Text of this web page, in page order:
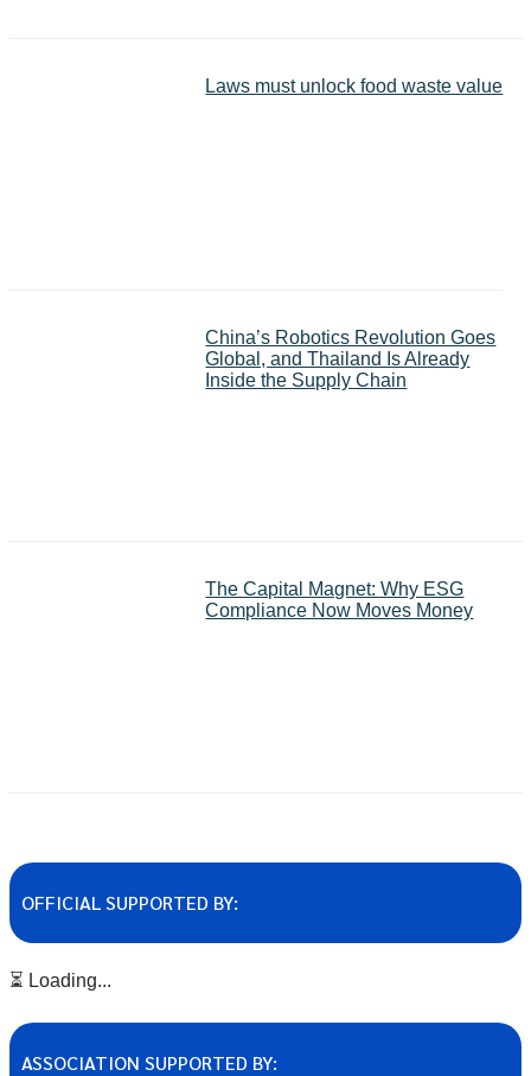
Laws must unlock food waste value
China’s Robotics Revolution Goes
Global, and Thailand Is Already
Inside the Supply Chain
The Capital Magnet: Why ESG
Compliance Now Moves Money
OFFICIAL SUPPORTED BY:
⏳ Loading...
ASSOCIATION SUPPORTED BY: